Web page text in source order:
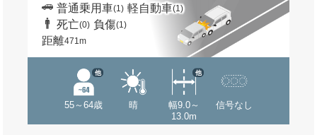
普通乗用車(1) 軽自動車(1)
死亡(0) 負傷(1)
距離471m
55～64歳
他
晴
幅9.0～
13.0m
他
信号なし